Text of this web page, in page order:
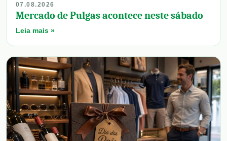
07.08.2026
Mercado de Pulgas acontece neste sábado
Leia mais »